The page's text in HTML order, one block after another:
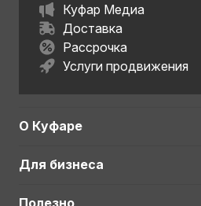
Куфар Медиа
Доставка
Рассрочка
Услуги продвижения
О Куфаре
Для бизнеса
Полезно